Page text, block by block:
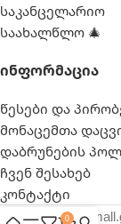
საკანცელარიო
საახალწლო 🎄
Ინფორმაცია
წესები და
მონაცემთა
დაბრუნების
ჩვენ შესახებ
კონტაქტი
© 20250